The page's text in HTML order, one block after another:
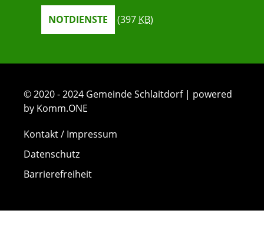
NOTDIENSTE (397 KB)
© 2020 - 2024 Gemeinde Schlaitdorf | powered
by Komm.ONE
Kontakt / Impressum
Datenschutz
Barrierefreiheit